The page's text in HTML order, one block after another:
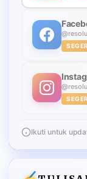
Ikuti untuk